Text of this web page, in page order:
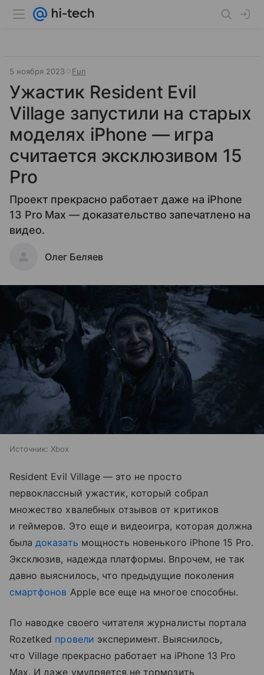
5 ноября 2023 Fun
Ужастик Resident Evil
Village запустили на старых
моделях iPhone — игра
считается эксклюзивом 15
Pro
Проект прекрасно работает даже на iPhone
13 Pro Max — доказательство запечатлено на
видео.
Олег Беляев
Источник: Xbox
Resident Evil Village — это не просто
первоклассный ужастик, который собрал
множество хвалебных отзывов от критиков
и геймеров. Это еще и видеоигра, которая должна
быладоказать мощность новенького iPhone 15 Pro.
Эксклюзив, надежда платформы. Впрочем, не так
давно выяснилось, что предыдущие поколения
смартфонов Apple все еще на многое способны.
По наводке своего читателя журналисты портала
Rozetked провели эксперимент. Выяснилось,
что Village прекрасно работает на iPhone 13 Pro
Max. И даже умудряется не тормозить